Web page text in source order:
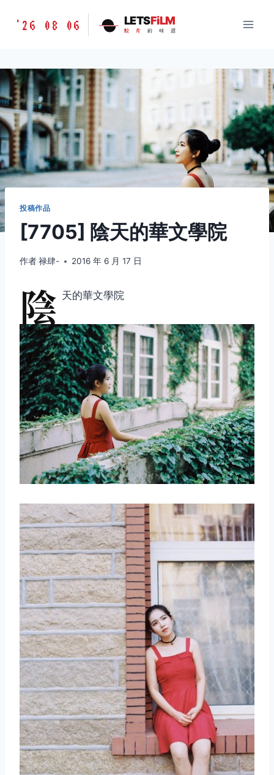
胶
味
道
LETSFILM
'26 08 06 LETSFiLM
胶 片 的 味 道
投稿作品
[7705] 陰天的華文學院
作者禄肆- 2016 年 6 月 17 日
陰 天的華文學院